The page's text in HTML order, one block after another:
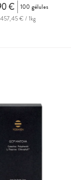
€
100 gélules
457,45 € / 1kg